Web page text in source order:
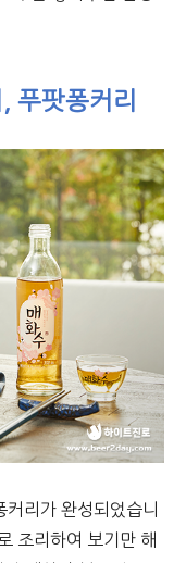
푸팟퐁커리
리가 완성되었습니
조리하여 보기만 해